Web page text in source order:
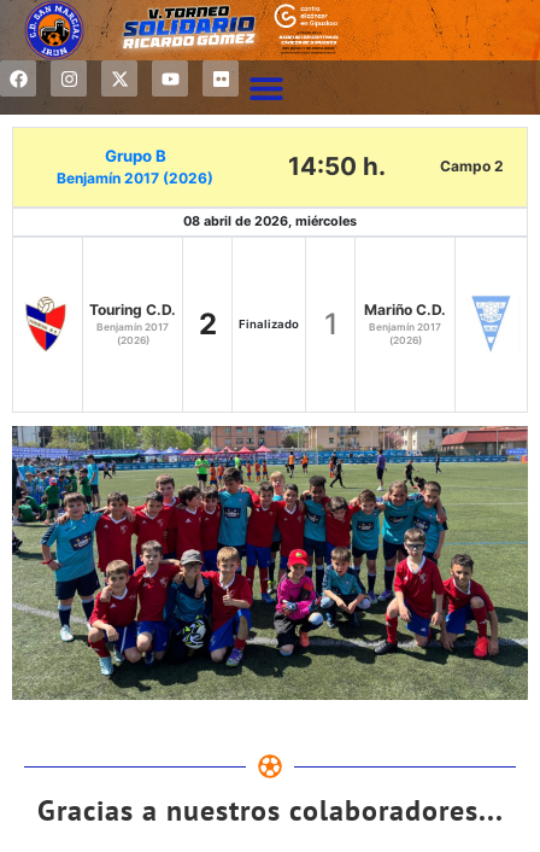
Grupo B
Benjamín 2017 (2026) 14:50 h. Campo 2
08 abril de 2026, miércoles
Touring C.D.
Benjamín 2017
(2026)
2 Finalizado 1 Mariño C.D.
Benjamín 2017
(2026)
Gracias a nuestros colaboradores...